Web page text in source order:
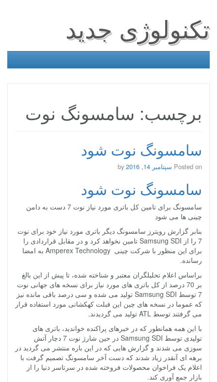
تکنولوژی جدید
برچسب: سامسونگ نوت
سامسونگ نوت شود
Posted on سپتامبر 14, 2016
سامسونگ نوت شود
سامسونگ برای تامین کل باتری مورد نیاز نوت 7 دست به دامن
چینی ها می شود
بنابر گزارش رویترز سامسونگ دیگر باتری مورد نیاز خود برای نوت
7 را از Samsung SDI تامین نخواهد کرد و در مقابل قراردادی را
برای این منظور با شرکت چینی Amperex Technology به امضا
رسانده.
براساس اعلام تحلیلگران معتبر و شناخته شده، تا پیش از این بالغ
بر 70 درصد از کل باتری های مورد نیاز برای نسخه های جهانی نوت
7 توسط Samsung SDI تولید می شده و سی درصد باقی مانده نیز
که عموما در نسخه های چین این فبلت کهکشانی مورد استفاده قرار
می گرفتند توسط ATL تولید می گردیدند.
با این همه همانطور که در خبرهای پراکنده خواندید، باتری های
تولیدی توسط Samsung SDI در حین شارژ نوت 7 دچار آتش
سوزی می شدند و گزارش هایی که در این باره منتشر می گردید در
برهه ای آنقدر زیاد شدند که دست آخر سامسونگ تصمیم گرفت با
اعلام یک فراخوان محصولات فروخته شده در سرتاسر دنیا را از
بازار جمع آوری کند.